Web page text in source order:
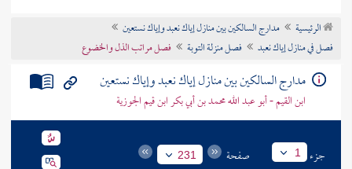
تراجم الأعلام
الرئيسية
مدارج السالكين بين منازل إياك نعبد وإياك نستعين
فصل في منازل إياك نعبد
فصل منزلة التوبة فصل مراتب الذل والخضوع
مدارج السالكين بين منازل إياك نعبد وإياك نستعين
ابن القيم - أبو عبد الله محمد بن أبي بكر ابن قيم الجوزية
جزء 1 صفحة 231